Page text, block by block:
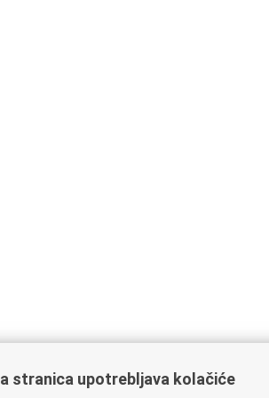
stranica upotrebljava kolačiće